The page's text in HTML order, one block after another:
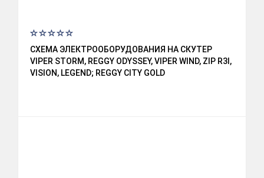
СХЕМА ЭЛЕКТРООБОРУДОВАНИЯ НА СКУТЕР
VIPER STORM, REGGY ODYSSEY, VIPER WIND, ZIP R3I,
VISION, LEGEND; REGGY CITY GOLD